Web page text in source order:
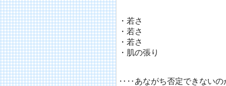
・若さ
・若さ
・若さ
・肌の張り
‥‥あながち否定できない